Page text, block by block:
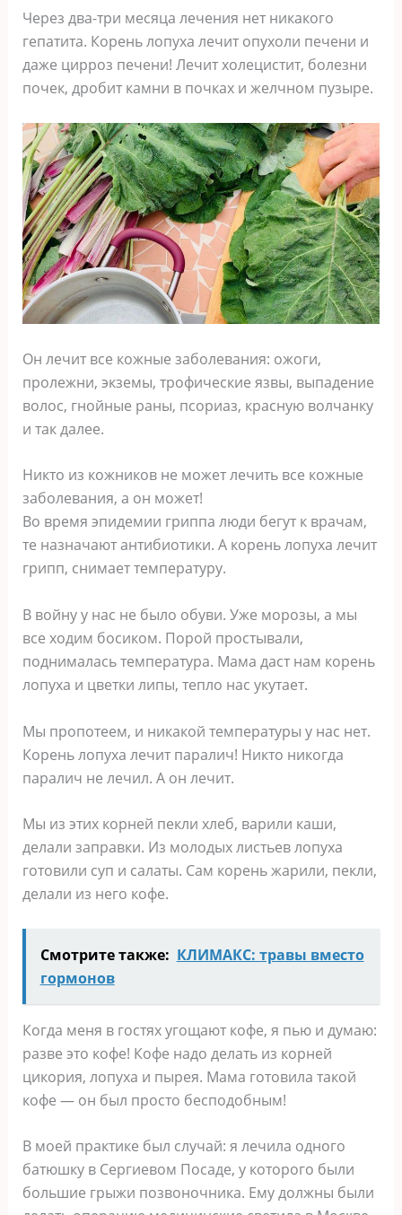
Через два-три месяца лечения нет никакого
гепатита. Корень лопуха лечит опухоли печени и
даже цирроз печени! Лечит холецистит, болезни
почек, дробит камни в почках и желчном пузыре.
Он лечит все кожные заболевания: ожоги,
пролежни, экземы, трофические язвы, выпадение
волос, гнойные раны, псориаз, красную волчанку
и так далее.
Никто из кожников не может лечить все кожные
заболевания, а он может!
Во время эпидемии гриппа люди бегут к врачам,
те назначают антибиотики. А корень лопуха лечит
грипп, снимает температуру.
В войну у нас не было обуви. Уже морозы, а мы
все ходим босиком. Порой простывали,
поднималась температура. Мама даст нам корень
лопуха и цветки липы, тепло нас укутает.
Мы пропотеем, и никакой температуры у нас нет.
Корень лопуха лечит паралич! Никто никогда
паралич не лечил. А он лечит.
Мы из этих корней пекли хлеб, варили каши,
делали заправки. Из молодых листьев лопуха
готовили суп и салаты. Сам корень жарили, пекли,
делали из него кофе.
Смотрите также: КЛИМАКС: травы вместо
гормонов
Когда меня в гостях угощают кофе, я пью и думаю:
разве это кофе! Кофе надо делать из корней
цикория, лопуха и пырея. Мама готовила такой
кофе — он был просто бесподобным!
В моей практике был случай: я лечила одного
батюшку в Сергиевом Посаде, у которого были
большие грыжи позвоночника. Ему должны были